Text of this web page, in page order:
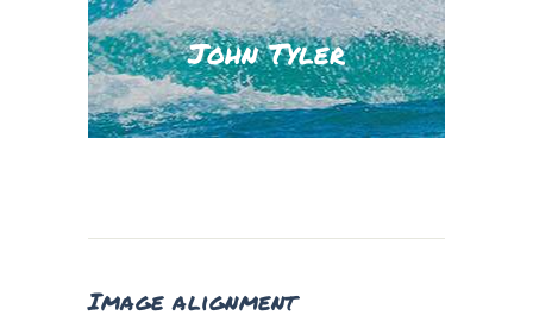
John Tyler
Image alignment